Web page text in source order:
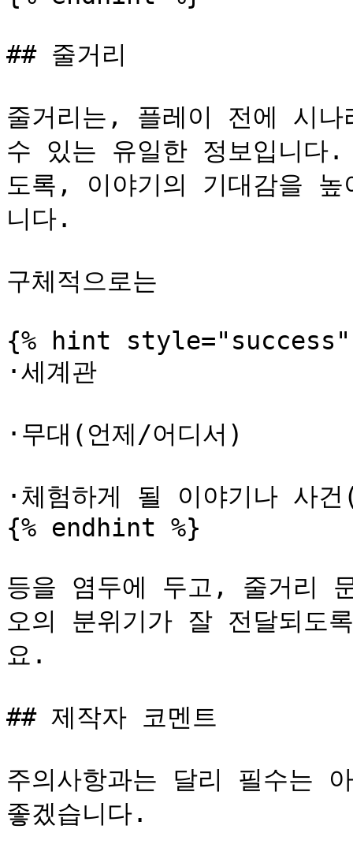
## 줄거리
줄거리는, 플레이 전에 시
수 있는 유일한 정보입니다
도록, 이야기의 기대감을
니다.
구체적으로는
{% hint style="success"
·세계관
·무대(언제/어디서)
·체험하게 될 이야기나 사
{% endhint %}
등을 염두에 두고, 줄거리
오의 분위기가 잘 전달되도
요.
## 제작자 코멘트
주의사항과는 달리 필수는
좋겠습니다.